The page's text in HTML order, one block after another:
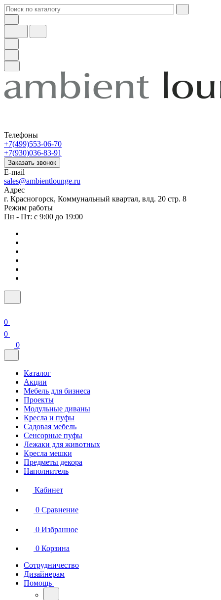
Телефоны
+7(499)553-06-70
+7(930)036-83-91
Заказать звонок
E-mail
sales@ambientlounge.ru
Адрес
г. Красногорск, Коммунальный квартал, влд. 20 стр. 8
Режим работы
Пн - Пт: с 9:00 до 19:00
0
0
0
Каталог
Акции
Мебель для бизнеса
Проекты
Модульные диваны
Кресла и пуфы
Садовая мебель
Сенсорные пуфы
Лежаки для животных
Кресла мешки
Предметы декора
Наполнитель
Кабинет
0 Сравнение
0 Избранное
0 Корзина
Сотрудничество
Дизайнерам
Помощь